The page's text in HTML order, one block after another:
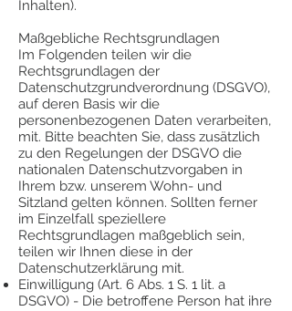
Inhalten).
Maßgebliche Rechtsgrundlagen
Im Folgenden teilen wir die
Rechtsgrundlagen der
Datenschutzgrundverordnung (DSGVO),
auf deren Basis wir die
personenbezogenen Daten verarbeiten,
mit. Bitte beachten Sie, dass zusätzlich
zu den Regelungen der DSGVO die
nationalen Datenschutzvorgaben in
Ihrem bzw. unserem Wohn- und
Sitzland gelten können. Sollten ferner
im Einzelfall speziellere
Rechtsgrundlagen maßgeblich sein,
teilen wir Ihnen diese in der
Datenschutzerklärung mit.
Einwilligung (Art. 6 Abs. 1 S. 1 lit. a
DSGVO) - Die betroffene Person hat ihre